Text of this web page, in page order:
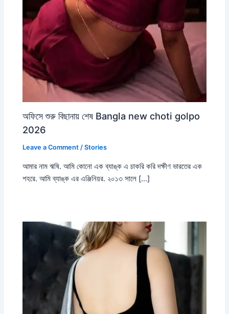
অফিসে শুরু বিছানায় শেষ Bangla new choti golpo
2026
Leave a Comment /Stories
আমার নাম ঋষি. আমি কোনো এক ব্যাঙ্ক এ চাকরি করি দক্ষীণ ভারতের এক
শহরে. আমি ব্যাঙ্ক এর এঞ্জিনিয়র. ২০১৩ সালে […]